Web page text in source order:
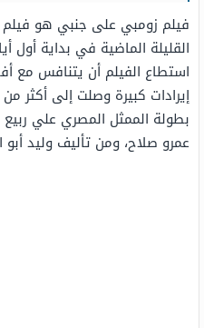
فيلم زومبي على جنبي هو
القليلة الماضية في بداية أول
استطاع الفيلم أن يتنافس مع
بطولة الممثل المصري علي
عمرو صلاح، ومن تأليف وليد